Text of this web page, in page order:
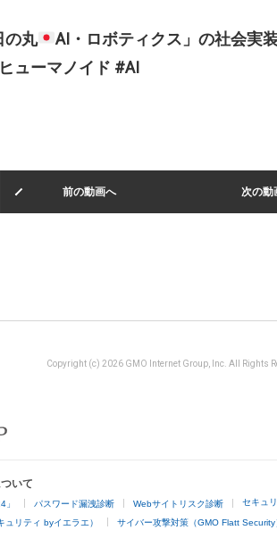
の丸 AI・ロボティクス」の社会実
ューマノイド #AI
前の動画へ 次の動
Copyright (c) 2026 GMO Internet Group, Inc. All Rights
いて
」 パスワード漏洩診断 Webサイトリスク診断 セキュ
リティ byイエラエ） サイバー攻撃対策（GMO Flatt Security